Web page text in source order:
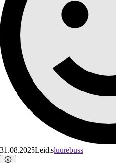
31.08.2025Leidisluurebuss